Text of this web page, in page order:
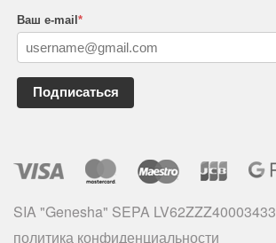
Ваш e-mail *
Подписаться
SIA "Genesha" SEPA
политика конфиденциальности